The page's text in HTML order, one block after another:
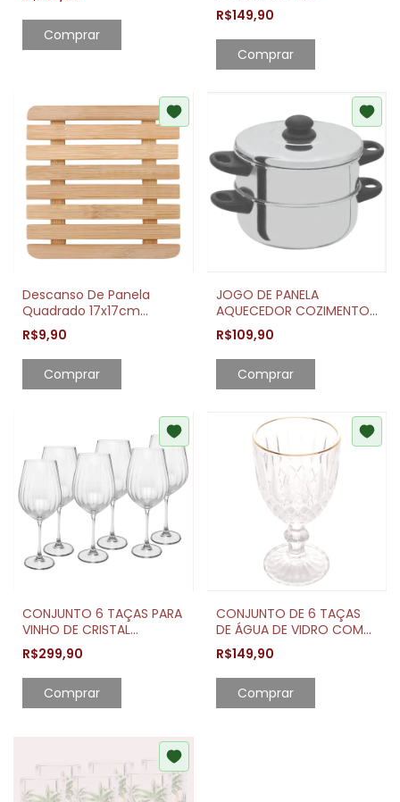
BANGKOK 300ML
R$149,90
Comprar
Descanso De Panela
Quadrado 17x17cm
Bambu Resistente
R$9,90
Comprar
JOGO DE PANELA
AQUECEDOR COZIMENTO
VAPOR 20 FORT-LAR B3
R$109,90
Comprar
CONJUNTO 6 TAÇAS PARA
VINHO DE CRISTAL
ECOLÓGICO COLUMBA
OPTIC 850ML
R$299,90
CONJUNTO DE 6 TAÇAS
DE ÁGUA DE VIDRO COM
FIO DOURADO GREEK
345ML
R$149,90